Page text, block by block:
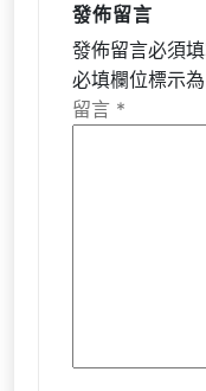
發佈留言
發佈留言必須
必填欄位標示為
留言 *